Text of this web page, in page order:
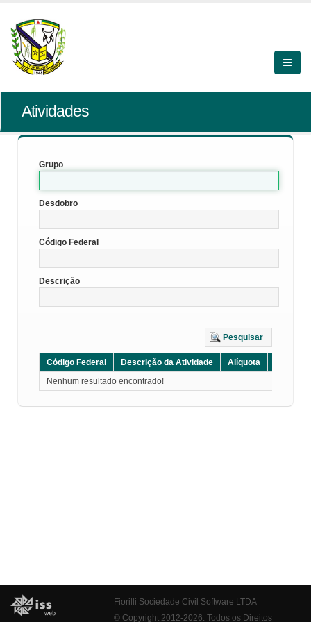
Atividades
Grupo
Desdobro
Código Federal
Descrição
Pesquisar
Código Federal Descrição da Atividade Alíquota
Nenhum resultado encontrado!
Fiorilli Sociedade Civil Software LTDA
© Copyright 2012-2026. Todos os Direitos